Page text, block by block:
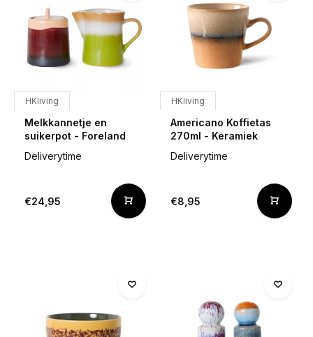
HKliving
Melkkannetje en
suikerpot - Foreland
Deliverytime
€24,95
HKliving
Americano Koffietas
270ml - Keramiek
Deliverytime
€8,95